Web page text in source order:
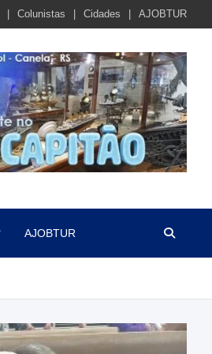
Colunistas Cidades AJOBTUR
AJOBTUR